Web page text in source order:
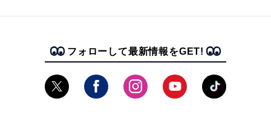
フォローして最新情報をGET!